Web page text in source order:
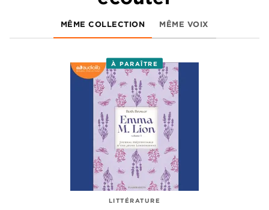
MÊME COLLECTION MÊME VOIX
À PARAÎTRE
LITTÉRATURE